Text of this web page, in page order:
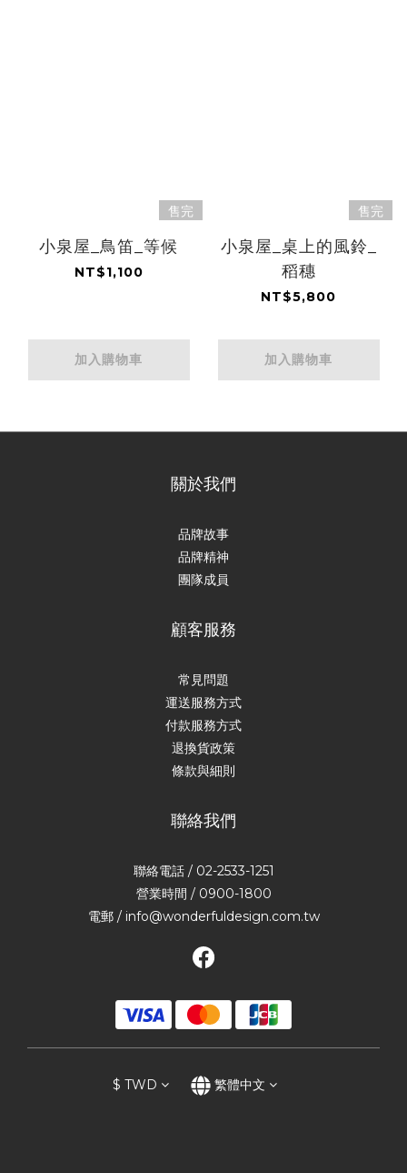
售完
小泉屋_鳥笛_等候
NT$1,100
加入購物車
售完
小泉屋_桌上的風鈴_
稻穗
NT$5,800
加入購物車
關於我們
品牌故事
品牌精神
團隊成員
顧客服務
常見問題
運送服務方式
付款服務方式
退換貨政策
條款與細則
聯絡我們
聯絡電話 / 02-2533-1251
營業時間 / 0900-1800
電郵 / info@wonderfuldesign.com.tw
$ TWD 繁體中文